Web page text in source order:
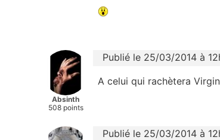
Absinth
508 points
Publié le 25/03/2014 à
A celui qui rachètera
Publié le 25/03/2014 à